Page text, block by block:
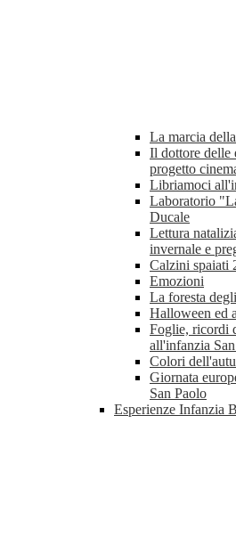
La marcia
Il dottore delle
progetto
Libriamoci
Laboratorio
Ducale
Lettura
invernale e
Calzini spaiati
Emozioni
La foresta
Halloween ed
Foglie, ricordi
all'infanzia
Colori
Giornata
San Paolo
Esperienze Infanzia